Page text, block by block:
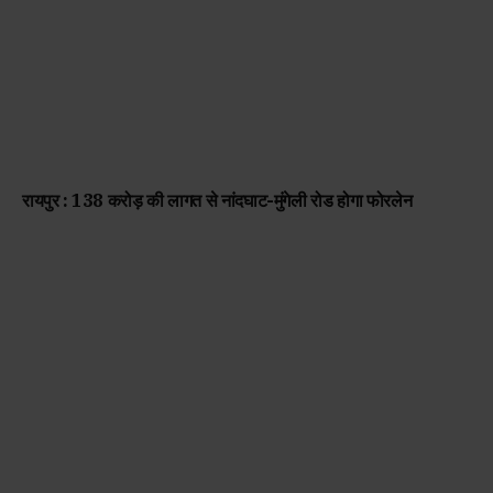
रायपुर : 138 करोड़ की लागत से नांदघाट-मुंगेली रोड होगा फोरलेन